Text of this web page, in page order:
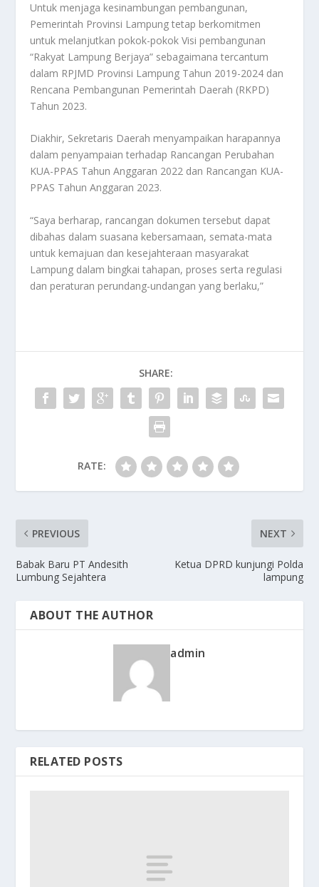
Untuk menjaga kesinambungan pembangunan,
Pemerintah Provinsi Lampung tetap berkomitmen
untuk melanjutkan pokok-pokok Visi pembangunan
“Rakyat Lampung Berjaya” sebagaimana tercantum
dalam RPJMD Provinsi Lampung Tahun 2019-2024 dan
Rencana Pembangunan Pemerintah Daerah (RKPD)
Tahun 2023.
Diakhir, Sekretaris Daerah menyampaikan harapannya
dalam penyampaian terhadap Rancangan Perubahan
KUA-PPAS Tahun Anggaran 2022 dan Rancangan KUA-
PPAS Tahun Anggaran 2023.
“Saya berharap, rancangan dokumen tersebut dapat
dibahas dalam suasana kebersamaan, semata-mata
untuk kemajuan dan kesejahteraan masyarakat
Lampung dalam bingkai tahapan, proses serta regulasi
dan peraturan perundang-undangan yang berlaku,”
SHARE:
RATE:
PREVIOUS
Babak Baru PT Andesith
Lumbung Sejahtera
NEXT
Ketua DPRD kunjungi Polda
lampung
ABOUT THE AUTHOR
admin
RELATED POSTS